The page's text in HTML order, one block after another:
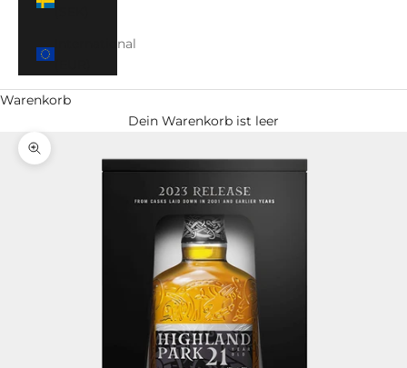
International
Warenkorb
Dein Warenkorb ist leer
Bild vergrößern